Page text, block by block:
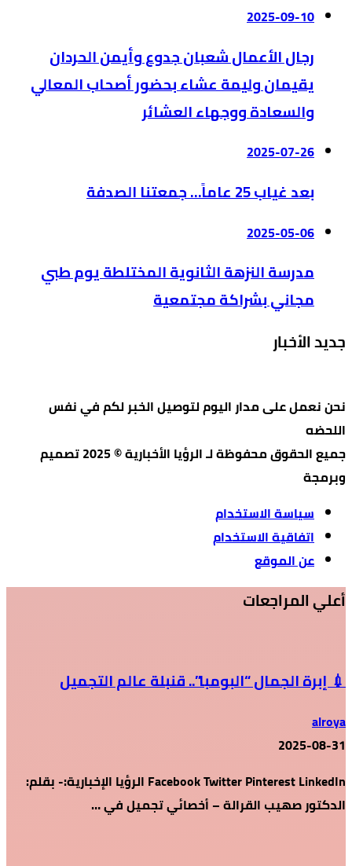
2025-09-10
رجال الأعمال شعبان جدوع وأيمن الحردان
يقيمان وليمة عشاء بحضور أصحاب المعالي
والسعادة ووجهاء العشائر
2025-07-26
بعد غياب 25 عاماً… جمعتنا الصدفة
2025-05-06
مدرسة النزهة الثانوية المختلطة يوم طبي
مجاني بشراكة مجتمعية
جديد الأخبار
نحن نعمل على مدار اليوم لتوصيل الخبر لكم في نفس
اللحضه
جميع الحقوق محفوظة لـ الرؤيا الأخبارية © 2025 تصميم
وبرمجة
سياسة الاستخدام
اتفاقية الاستخدام
عن الموقع
أعلي المراجعات
💉 إبرة الجمال “البومبا”.. قنبلة عالم التجميل
alroya
2025-08-31
Facebook Twitter Pinterest LinkedIn الرؤيا الإخبارية:- بقلم:
الدكتور صهيب القرالة – أخصائي تجميل في …